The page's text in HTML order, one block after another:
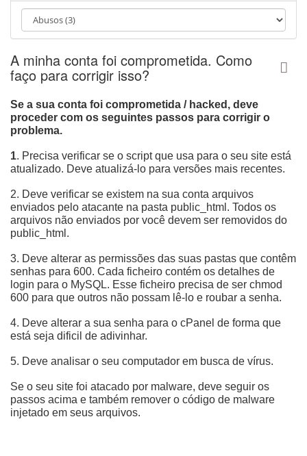
e
g
a
o
A minha conta foi comprometida. Como
faço para corrigir isso?
Se a sua conta foi comprometida / hacked, deve
proceder com os seguintes passos para corrigir o
problema.
1. Precisa verificar se o script que usa para o seu site está
atualizado. Deve atualizá-lo para versões mais recentes.
2. Deve verificar se existem na sua conta arquivos
enviados pelo atacante na pasta public_html. Todos os
arquivos não enviados por você devem ser removidos do
public_html.
3. Deve alterar as permissões das suas pastas que contêm
senhas para 600. Cada ficheiro contém os detalhes de
login para o MySQL. Esse ficheiro precisa de ser chmod
600 para que outros não possam lê-lo e roubar a senha.
4. Deve alterar a sua senha para o cPanel de forma que
está seja dificil de adivinhar.
5. Deve analisar o seu computador em busca de vírus.
Se o seu site foi atacado por malware, deve seguir os
passos acima e também remover o código de malware
injetado em seus arquivos.